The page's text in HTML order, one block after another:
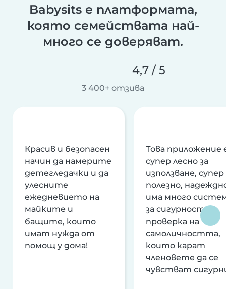
Babysits е платформата,
която семействата най-
много се доверяват.
4,7 / 5
3 400+ отзива
Красив и безопасен
начин да намерите
детегледачки и да
улесните
ежедневието на
майките и
бащите, които
имат нужда от
помощ у дома!
Това приложение
супер лесно за
използване, супер
полезно,
има много
за сигурност и
проверка на
самоличността,
които карат
членовете да се
чувстват